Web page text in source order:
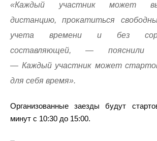
«Каждый участник может
дистанцию, прокатиться
учета времени и без
составляющей, — пояснили
— Каждый участник может
для себя время».
Организованные заезды будут
минут с 10:30 до 15:00.